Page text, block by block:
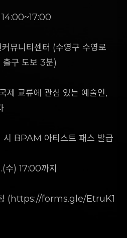
뮤니티센터 (수영구 수영로
구 도보 3분)
제 교류에 관심 있는 예술인,
시 BPAM 아티스트 패스 발급
수) 17:00까지
(https://forms.gle/EtruK1